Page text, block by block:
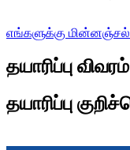
எங்களுக்கு மின்னஞ்சல்
தயாரிப்பு விவரம்
தயாரிப்பு